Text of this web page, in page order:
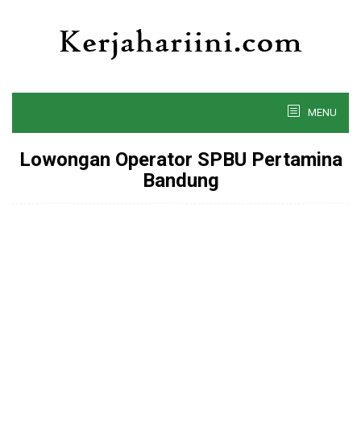
MENU
Lowongan Operator SPBU Pertamina
Bandung